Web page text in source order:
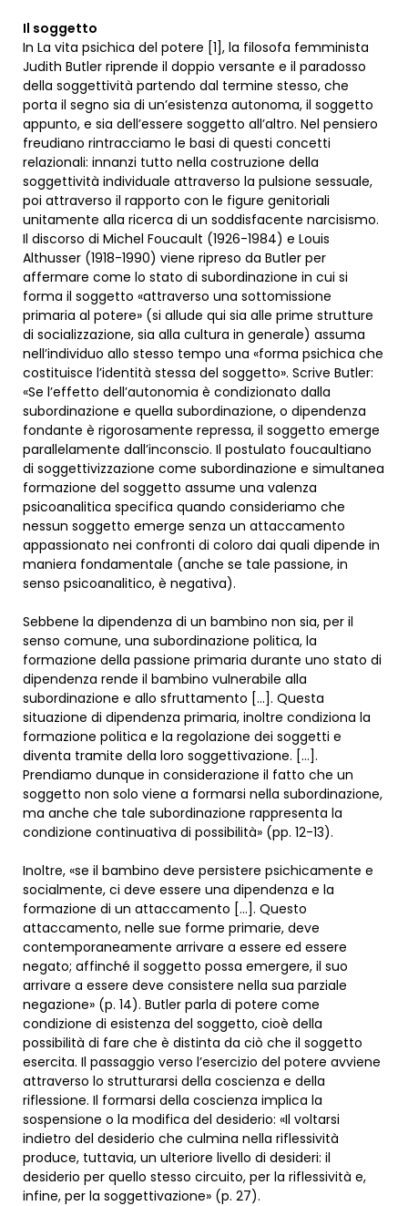
Il soggetto
In La vita psichica del potere [1], la filosofa femminista
Judith Butler riprende il doppio versante e il paradosso
della soggettività partendo dal termine stesso, che
porta il segno sia di un’esistenza autonoma, il soggetto
appunto, e sia dell’essere soggetto all’altro. Nel pensiero
freudiano rintracciamo le basi di questi concetti
relazionali: innanzi tutto nella costruzione della
soggettività individuale attraverso la pulsione sessuale,
poi attraverso il rapporto con le figure genitoriali
unitamente alla ricerca di un soddisfacente narcisismo.
Il discorso di Michel Foucault (1926-1984) e Louis
Althusser (1918-1990) viene ripreso da Butler per
affermare come lo stato di subordinazione in cui si
forma il soggetto «attraverso una sottomissione
primaria al potere» (si allude qui sia alle prime strutture
di socializzazione, sia alla cultura in generale) assuma
nell’individuo allo stesso tempo una «forma psichica che
costituisce l’identità stessa del soggetto». Scrive Butler:
«Se l’effetto dell’autonomia è condizionato dalla
subordinazione e quella subordinazione, o dipendenza
fondante è rigorosamente repressa, il soggetto emerge
parallelamente dall’inconscio. Il postulato foucaultiano
di soggettivizzazione come subordinazione e simultanea
formazione del soggetto assume una valenza
psicoanalitica specifica quando consideriamo che
nessun soggetto emerge senza un attaccamento
appassionato nei confronti di coloro dai quali dipende in
maniera fondamentale (anche se tale passione, in
senso psicoanalitico, è negativa).
Sebbene la dipendenza di un bambino non sia, per il
senso comune, una subordinazione politica, la
formazione della passione primaria durante uno stato di
dipendenza rende il bambino vulnerabile alla
subordinazione e allo sfruttamento […]. Questa
situazione di dipendenza primaria, inoltre condiziona la
formazione politica e la regolazione dei soggetti e
diventa tramite della loro soggettivazione. […].
Prendiamo dunque in considerazione il fatto che un
soggetto non solo viene a formarsi nella subordinazione,
ma anche che tale subordinazione rappresenta la
condizione continuativa di possibilità» (pp. 12-13).
Inoltre, «se il bambino deve persistere psichicamente e
socialmente, ci deve essere una dipendenza e la
formazione di un attaccamento […]. Questo
attaccamento, nelle sue forme primarie, deve
contemporaneamente arrivare a essere ed essere
negato; affinché il soggetto possa emergere, il suo
arrivare a essere deve consistere nella sua parziale
negazione» (p. 14). Butler parla di potere come
condizione di esistenza del soggetto, cioè della
possibilità di fare che è distinta da ciò che il soggetto
esercita. Il passaggio verso l’esercizio del potere avviene
attraverso lo strutturarsi della coscienza e della
riflessione. Il formarsi della coscienza implica la
sospensione o la modifica del desiderio: «Il voltarsi
indietro del desiderio che culmina nella riflessività
produce, tuttavia, un ulteriore livello di desideri: il
desiderio per quello stesso circuito, per la riflessività e,
infine, per la soggettivazione» (p. 27).